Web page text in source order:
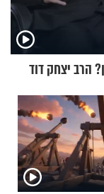
הרב יצחק דוד